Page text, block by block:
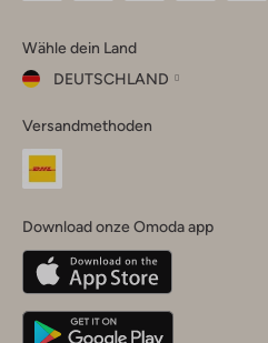
Instagram
Facebook
TikTok
Wähle dein Land
DEUTSCHLAND
dein
Land
Belgique(Français)
Deutschland
Versandmethoden
Download onze Omoda app